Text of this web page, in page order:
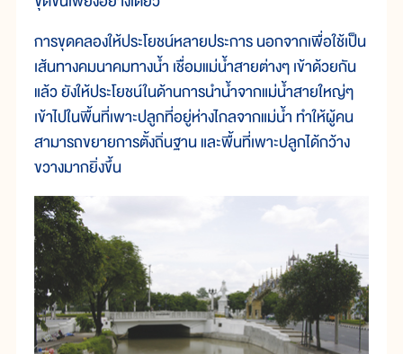
การขุดคลองให้ประโยชน์หลายประการ นอกจากเพื่อใช้เป็น
เส้นทางคมนาคมทางน้ำ เชื่อมแม่น้ำสายต่างๆ เข้าด้วยกัน
แล้ว ยังให้ประโยชน์ในด้านการนำน้ำจากแม่น้ำสายใหญ่ๆ
เข้าไปในพื้นที่เพาะปลูกที่อยู่ห่างไกลจากแม่น้ำ ทำให้ผู้คน
สามารถขยายการตั้งถิ่นฐาน และพื้นที่เพาะปลูกได้กว้าง
ขวางมากยิ่งขึ้น